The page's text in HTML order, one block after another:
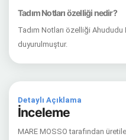
Tadım Notları özelliği nedir?
Tadım Notları özelliği
duyurulmuştur.
Detaylı Açıklama
İnceleme
MARE MOSSO tarafından